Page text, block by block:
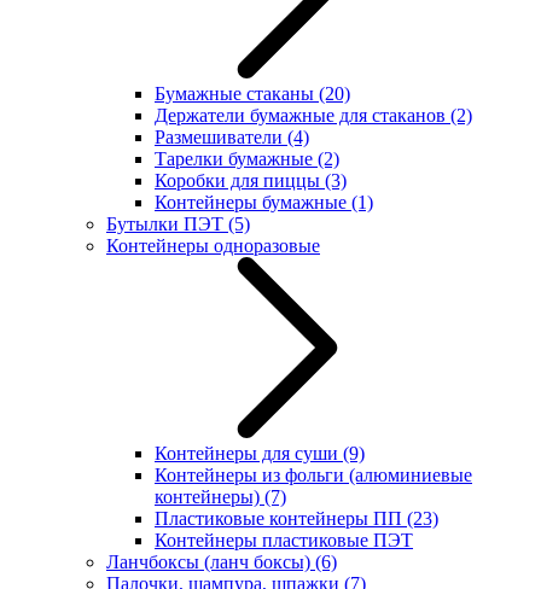
Бумажные стаканы (20)
Держатели бумажные для стаканов (2)
Размешиватели (4)
Тарелки бумажные (2)
Коробки для пиццы (3)
Контейнеры бумажные (1)
Бутылки ПЭТ (5)
Контейнеры одноразовые
Контейнеры для суши (9)
Контейнеры из фольги (алюминиевые
контейнеры) (7)
Пластиковые контейнеры ПП (23)
Контейнеры пластиковые ПЭТ
Ланчбоксы (ланч боксы) (6)
Палочки, шампура, шпажки (7)